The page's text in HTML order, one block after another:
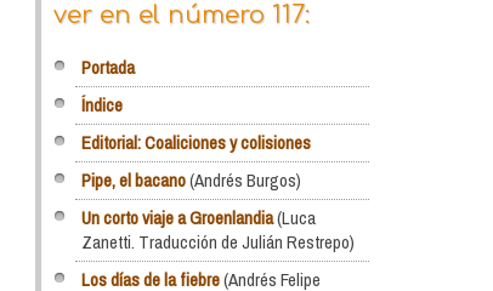
ver en el número 117:
Portada
Índice
Editorial: Coaliciones y colisiones
Pipe, el bacano(Andrés Burgos)
Un corto viaje a Groenlandia(Luca
Zanetti. Traducción de Julián Restrepo)
Los días de la fiebre(Andrés Felipe